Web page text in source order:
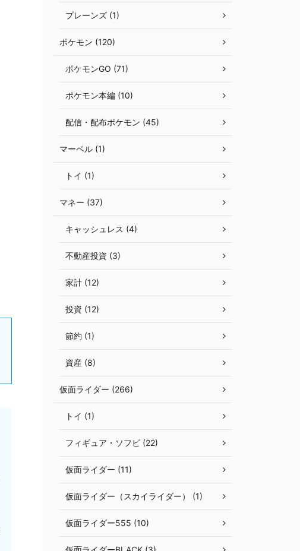
プレーンズ (1)
ポケモン (120)
ポケモンGO (71)
ポケモン本編 (10)
配信・配布ポケモン (45)
マーベル (1)
トイ (1)
マネー (37)
キャッシュレス (4)
不動産投資 (3)
家計 (12)
投資 (12)
節約 (1)
資産 (8)
仮面ライダー (266)
トイ (1)
フィギュア・ソフビ (22)
仮面ライダー (11)
仮面ライダー（スカイライダー） (1)
仮面ライダー555 (10)